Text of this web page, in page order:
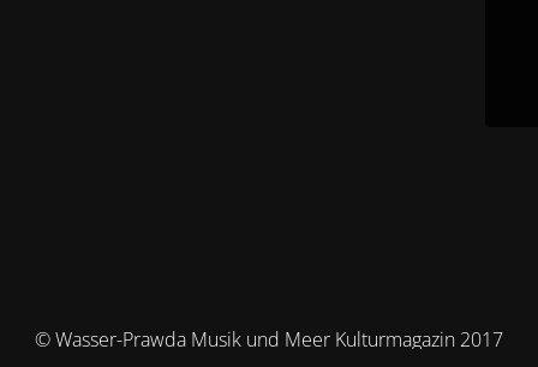
© Wasser-Prawda Musik und Meer Kulturmagazin 2017